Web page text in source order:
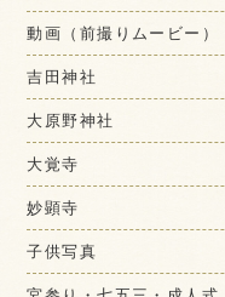
動画（前撮りムービー）
吉田神社
大原野神社
大覚寺
妙顕寺
子供写真